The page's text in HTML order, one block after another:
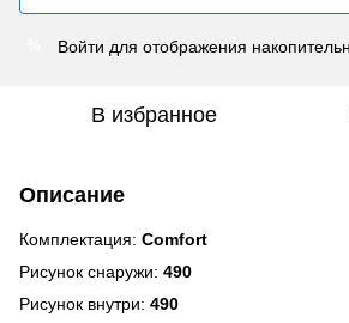
Войти для отображения
В избранное
Описание
Комплектация: Comfort
Рисунок снаружи: 490
Рисунок внутри: 490